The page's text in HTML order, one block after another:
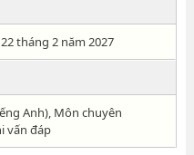
tháng 2 năm 2027
Anh), Môn chuyên
vấn đáp